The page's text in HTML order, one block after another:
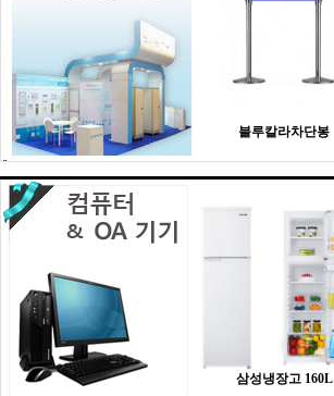
블루칼라차단봉
삼성냉장고 160L